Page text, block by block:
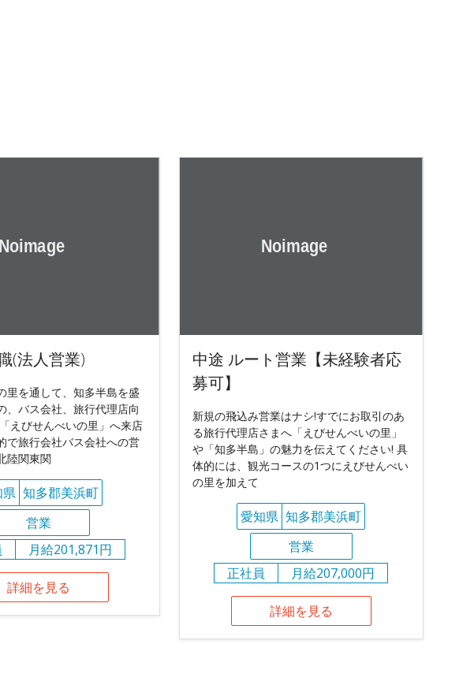
(法人営業)
里を通して、知多半島を盛
、バス会社、旅行代理店向
えびせんべいの里」へ来店
で旅行会社バス会社への営
陸関東関
県 知多郡美浜町
営業
月給201,871円
詳細を見る
中途 ルート営業【未経験者応
募可】
新規の飛込み営業はナシ!すでにお取引のあ
る旅行代理店さまへ「えびせんべいの里」
や「知多半島」の魅力を伝えてください! 具
体的には、観光コースの1つにえびせんべい
の里を加えて
愛知県 知多郡美浜町
営業
正社員
月給207,000円
詳細を見る